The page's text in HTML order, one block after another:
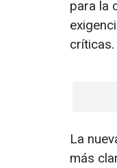
para la
críticas.
La
más